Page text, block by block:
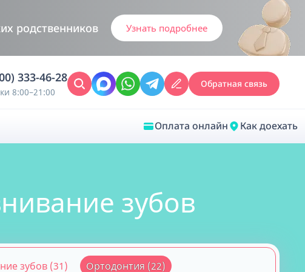
родственников Узнать подробнее
333-46-28
8:00–21:00
Обратная связь
Оплата онлайн Как доехать
-
Врачебная диагностика
Врачебный консилиум онлайн
Диагностика анестезиолога-
зубов
зубов (31)
Ортодонтия (22)